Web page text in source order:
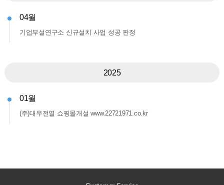
04월
기업부설연구소 신규설치 사업 성공 판정
2025
01월
(주)대우전열 쇼핑몰개설 www.22721971.co.kr